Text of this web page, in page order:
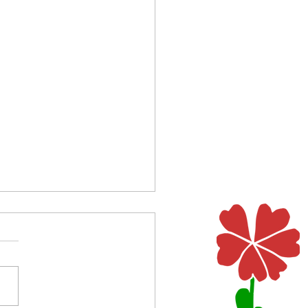
ja nur ein graues Tier und